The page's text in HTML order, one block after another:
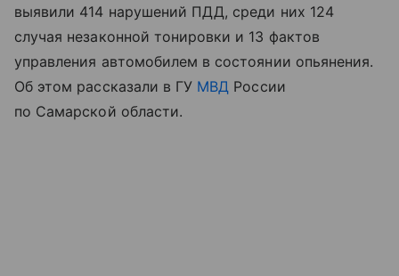
выявили 414 нарушений ПДД, среди них 124
случая незаконной тонировки и 13 фактов
управления автомобилем в состоянии опьянения.
Об этом рассказали в ГУ МВД России
по Самарской области.